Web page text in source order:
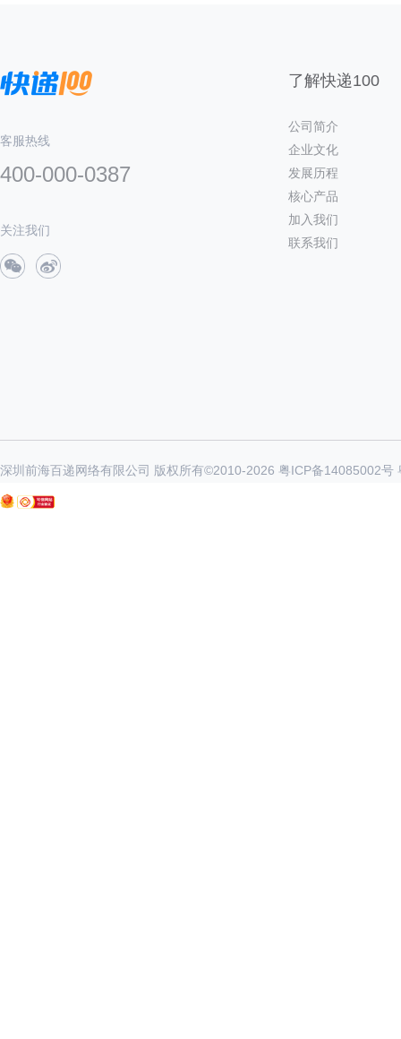
客服热线
400-000-0387
关注我们
了解快递100
公司简介
企业文化
发展历程
核心产品
加入我们
联系我们
深圳前海百递网络有限公司 版权所有©2010-2026 粤ICP备14085002号